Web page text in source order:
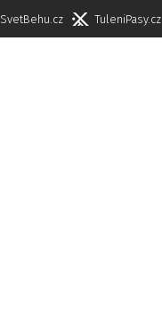
SvetBehu.cz TuleniPasy.cz